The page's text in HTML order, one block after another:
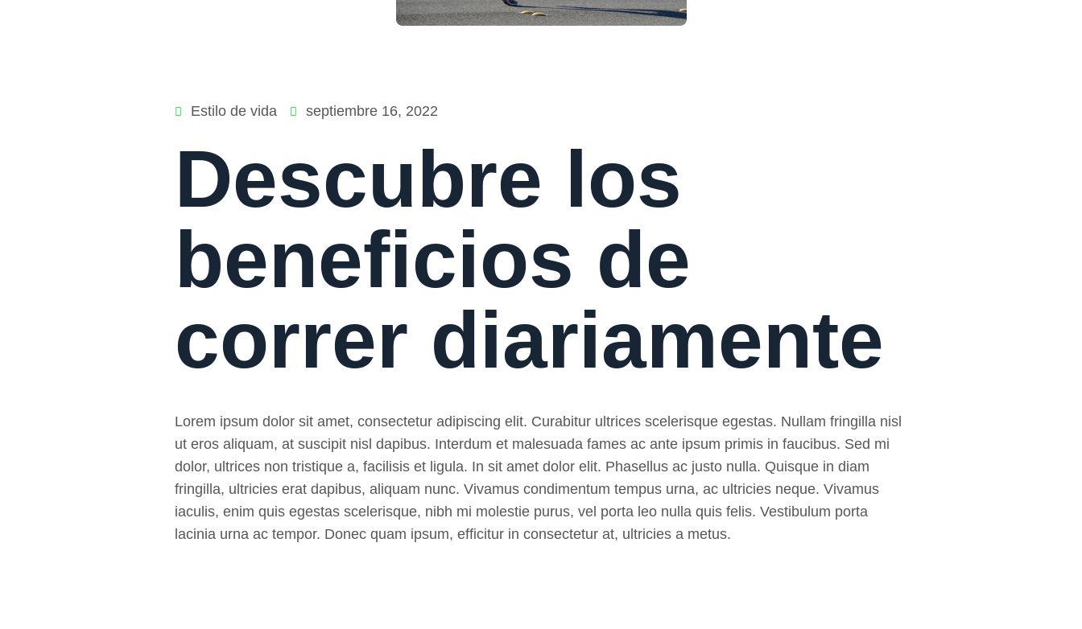
Estilo de vida septiembre 16, 2022
Descubre los
beneficios de
correr diariamente
Lorem ipsum dolor sit amet, consectetur adipiscing elit. Curabitur ultrices scelerisque egestas. Nullam fringilla nisl
ut eros aliquam, at suscipit nisl dapibus. Interdum et malesuada fames ac ante ipsum primis in faucibus. Sed mi
dolor, ultrices non tristique a, facilisis et ligula. In sit amet dolor elit. Phasellus ac justo nulla. Quisque in diam
fringilla, ultricies erat dapibus, aliquam nunc. Vivamus condimentum tempus urna, ac ultricies neque. Vivamus
iaculis, enim quis egestas scelerisque, nibh mi molestie purus, vel porta leo nulla quis felis. Vestibulum porta
lacinia urna ac tempor. Donec quam ipsum, efficitur in consectetur at, ultricies a metus.